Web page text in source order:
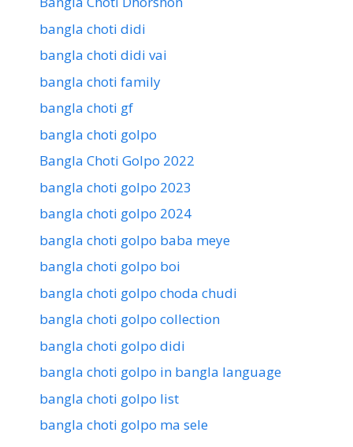
bangla choti didi
bangla choti didi vai
bangla choti family
bangla choti gf
bangla choti golpo
Bangla Choti Golpo 2022
bangla choti golpo 2023
bangla choti golpo 2024
bangla choti golpo baba meye
bangla choti golpo boi
bangla choti golpo choda chudi
bangla choti golpo collection
bangla choti golpo didi
bangla choti golpo in bangla language
bangla choti golpo list
bangla choti golpo ma sele